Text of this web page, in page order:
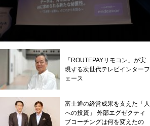
「ROUTEPAYリモコン」が実
現する次世代テレビインターフ
ェース
富士通の経営成果を支えた「人
への投資」 外部エグゼクティ
ブコーチングは何を変えたの